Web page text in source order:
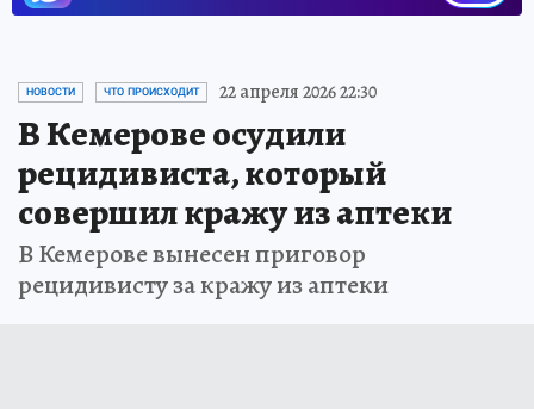
НОВОСТИ ЧТО ПРОИСХОДИТ 22 апреля 2026 22:30
В Кемерове осудили
рецидивиста, который
совершил кражу из аптеки
В Кемерове вынесен приговор
рецидивисту за кражу из аптеки